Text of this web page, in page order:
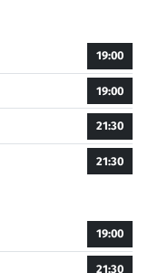
19:00
19:00
21:30
21:30
19:00
21:30